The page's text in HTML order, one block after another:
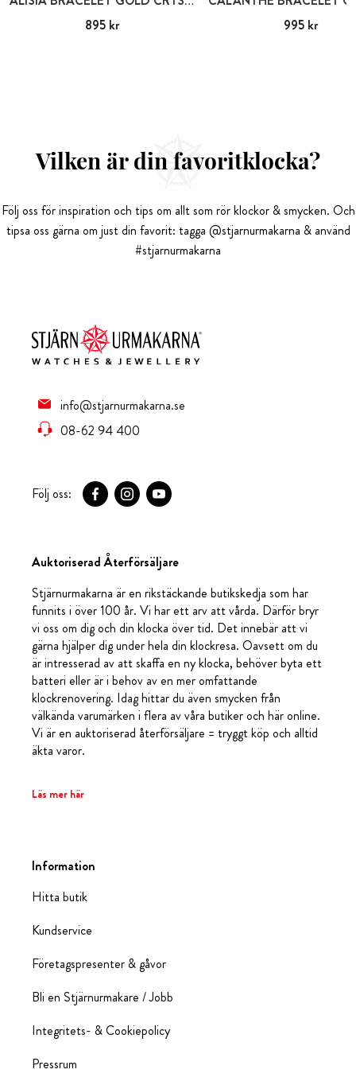
Pris:895 kr
895 kr Pris:995 kr
995 kr
Vilken är din favoritklocka?
Följ oss för inspiration och tips om allt som rör klockor & smycken. Och
tipsa oss gärna om just din favorit: tagga @stjarnurmakarna & använd
#stjarnurmakarna
info@stjarnurmakarna.se
08-62 94 400
Följ oss:
Auktoriserad Återförsäljare
Stjärnurmakarna är en rikstäckande butikskedja som har
funnits i över 100 år. Vi har ett arv att vårda. Därför bryr
vi oss om dig och din klocka över tid. Det innebär att vi
gärna hjälper dig under hela din klockresa. Oavsett om du
är intresserad av att skaffa en ny klocka, behöver byta ett
batteri eller är i behov av en mer omfattande
klockrenovering. Idag hittar du även smycken från
välkända varumärken i flera av våra butiker och här online.
Vi är en auktoriserad återförsäljare = tryggt köp och alltid
äkta varor.
Läs mer här
Information
Hitta butik
Kundservice
Företagspresenter & gåvor
Bli en Stjärnurmakare / Jobb
Integritets- & Cookiepolicy
Pressrum